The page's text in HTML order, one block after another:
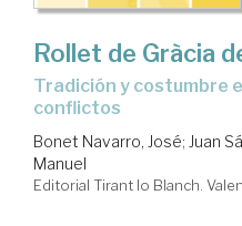
Rollet de Gràcia
tradición y costumbre en la resolución de
conflictos
Bonet Navarro, José; Juan
Manuel
Editorial Tirant lo Blanch.